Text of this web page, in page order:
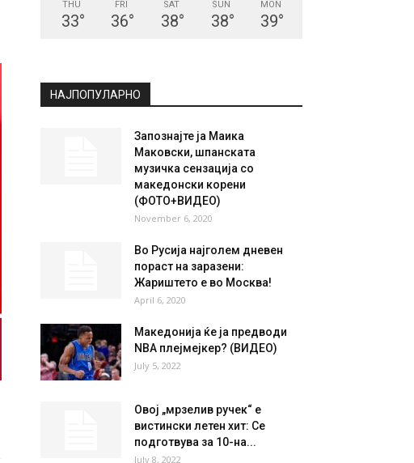
СКОПЈЕ
33.9
4kmh 34 %
SAT
38°
SUN
38
НАЈПОПУЛАРНО
Запознајте ја Маика
Маковски, шпанската
музичка сензација со
македонски корени
November 6, 2020
Во Русија најголем дневен
пораст на заразени: